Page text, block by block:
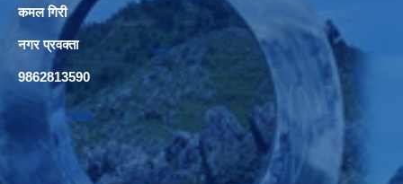
कमल गिरी
नगर प्रवक्ता
9862813590